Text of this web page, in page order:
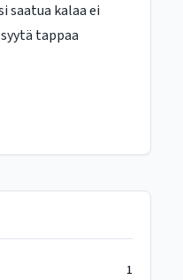
saatua kalaa ei
tappaa
1